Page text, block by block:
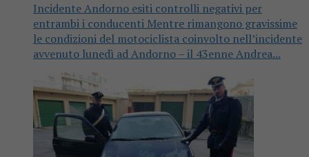
Incidente Andorno esiti controlli negativi per
entrambi i conducenti Mentre rimangono gravissime
le condizioni del motociclista coinvolto nell’incidente
avvenuto lunedì ad Andorno – il 43enne Andrea...